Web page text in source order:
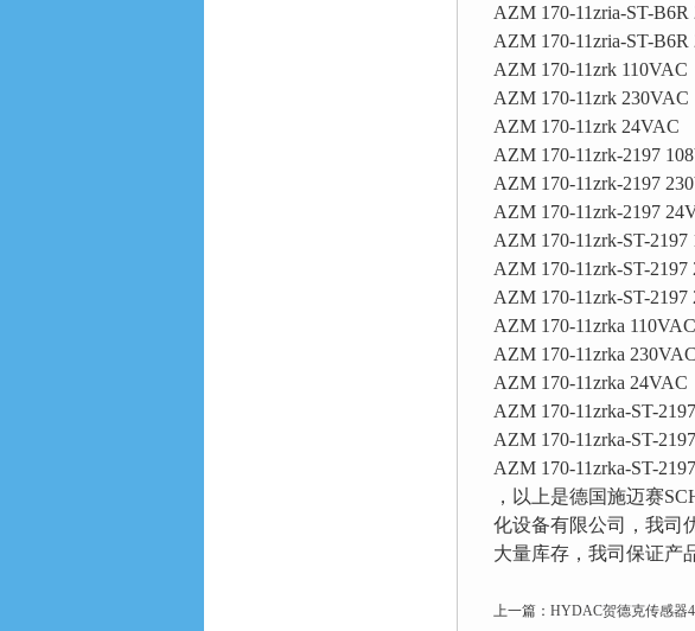
AZM 170-11zria-ST-
AZM 170-11zria-ST-
AZM 170-11zrk 110VAC
AZM 170-11zrk 230VAC
AZM 170-11zrk 24VAC
AZM 170-11zrk-2197
AZM 170-11zrk-2197
AZM 170-11zrk-2197
AZM 170-11zrk-ST-2197
AZM 170-11zrk-ST-2197
AZM 170-11zrk-ST-2197
AZM 170-11zrka 110VAC
AZM 170-11zrka 230VAC
AZM 170-11zrka 24VAC
AZM 170-11zrka-ST-
AZM 170-11zrka-ST-
AZM 170-11zrka-ST-
，以上是德国施迈赛
化设备有限公司，我司
大量库存，我司保证产
上一篇： HYDAC贺德克传感器